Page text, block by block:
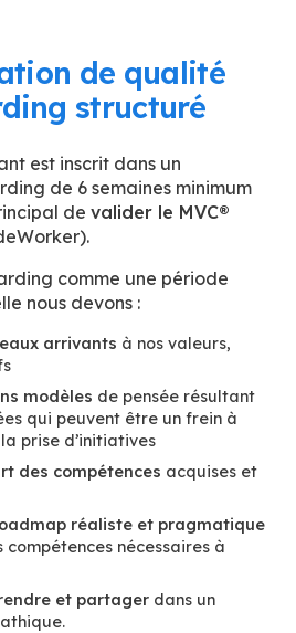
de qualité
structuré
est inscrit dans un
de 6 semaines minimum
de valider le MVC®
comme une période
nous devons :
arrivants à nos valeurs,
modèles de pensée résultant
qui peuvent être un frein à
prise d’initiatives
des compétences acquises et
réaliste et pragmatique
nécessaires à
et partager dans un